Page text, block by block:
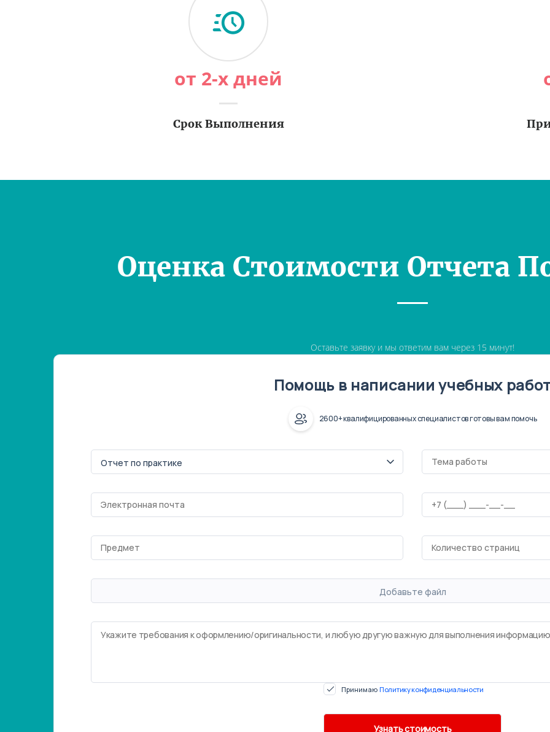
от 2-х дней
Срок Выполнения
Оценка Стоимости Отчета
Оставьте заявку и мы ответим вам через 15 минут!
Помощь в написании учебных
2600+ квалифицированных специалистов готовы вам помочь
Добавьте файл
Принимаю Политику конфиденциальности